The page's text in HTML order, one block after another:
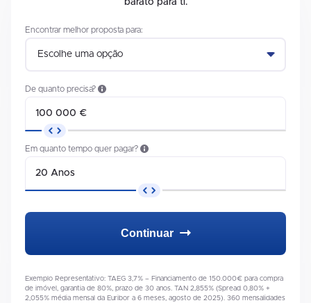
barato para ti.
Encontrar melhor proposta para:
Escolhe uma opção
De quanto precisa?
Em quanto tempo quer pagar?
Continuar
Exemplo Representativo: TAEG 3,7% – Financiamento de 150.000€ para compra
de imóvel, garantia de 80%, prazo de 30 anos. TAN 2,855% (Spread 0,80% +
2,055% média mensal da Euribor a 6 meses, agosto de 2025). 360 mensalidades